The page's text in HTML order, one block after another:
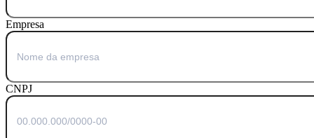
Empresa
CNPJ